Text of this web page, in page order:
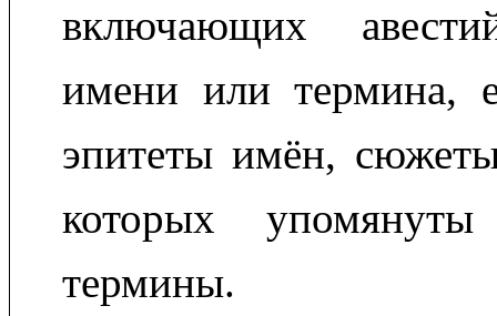
включающих
имени или термина,
эпитеты имён,
которых
термины.